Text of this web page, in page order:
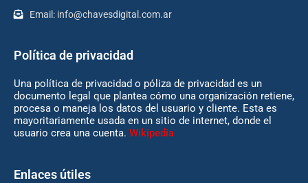
Email: info@chavesdigital.com.ar
Política de privacidad
Una política de privacidad o póliza de privacidad es un
documento legal que plantea cómo una organización retiene,
procesa o maneja los datos del usuario y cliente. Esta es
mayoritariamente usada en un sitio de internet, donde el
usuario crea una cuenta. Wikipedia
Enlaces útiles